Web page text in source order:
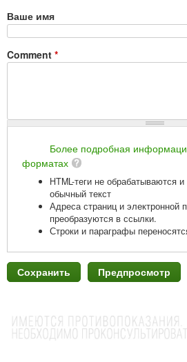
Ваше имя
Comment *
Более подробная
форматах
HTML-теги не обрабатываются
обычный текст
Адреса страниц и электронной
преобразуются в ссылки.
Строки и параграфы